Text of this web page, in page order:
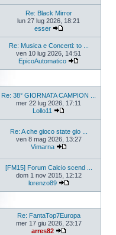
Re: Black Mirror
lun 27 lug 2026, 18:21
esser
Re: Musica e Concerti: to ...
ven 10 lug 2026, 14:51
EpicoAutomatico
Re: 38° GIORNATA CAMPION ...
mer 22 lug 2026, 17:11
Lollo11
Re: A che gioco state gio ...
ven 8 mag 2026, 13:27
Vimarna
[FM15] Forum Calcio scend ...
dom 1 nov 2015, 12:12
lorenzo89
Re: FantaTop7Europa
mer 17 giu 2026, 23:17
arres82